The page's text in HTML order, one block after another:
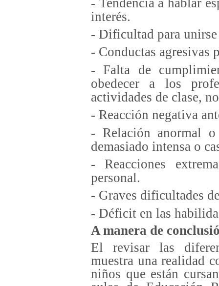
interés.
- Dificultad para
- Conductas agresivas
- Falta de
obedecer a los
actividades de clase,
- Reacción negativa
- Relación anormal
demasiado intensa o
- Reacciones
personal.
- Graves dificultades
- Déficit en las
A manera de
El revisar las
muestra una realidad
niños que están